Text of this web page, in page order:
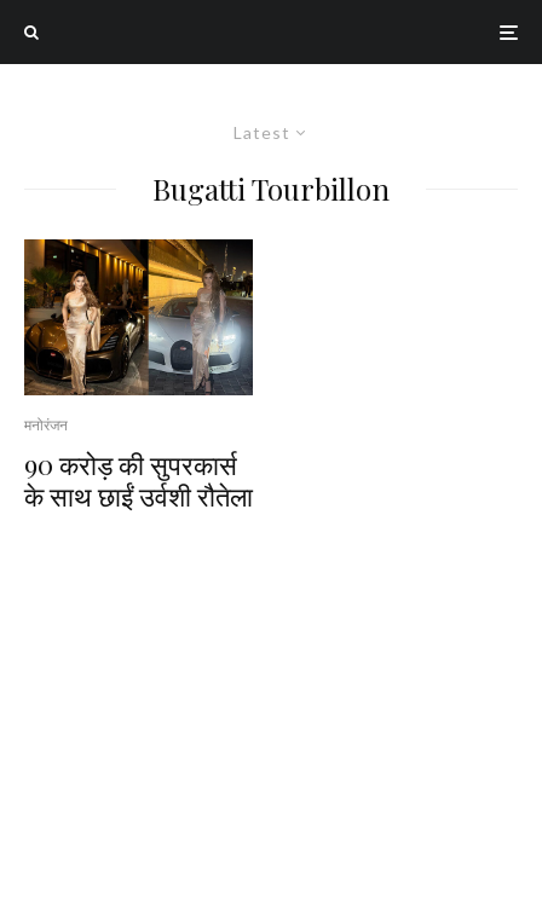
Latest
Bugatti Tourbillon
मनोरंजन
₹90 करोड़ की सुपरकार्स
के साथ छाईं उर्वशी रौतेला